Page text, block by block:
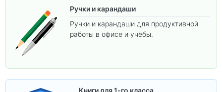
Ручки и карандаши
Ручки и карандаши для продуктивной
работы в офисе и учёбы.
Книги для 1-го класса